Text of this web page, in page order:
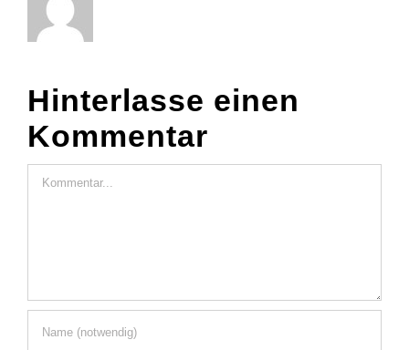
Hinterlasse einen
Kommentar